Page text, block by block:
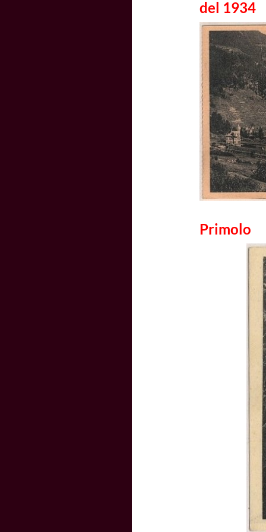
del 1934
Primolo